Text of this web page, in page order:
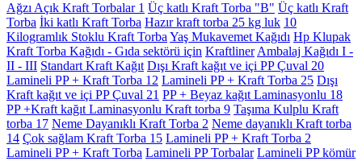
Ağzı Açık Kraft Torbalar 1 Üç katlı Kraft Torba "B" Üç katlı Kraft
Torba İki katlı Kraft Torba Hazır kraft torba 25 kg luk 10
Kilogramlık Stoklu Kraft Torba Yaş Mukavemet Kağıdı Hp Klupak
Kraft Torba Kağıdı - Gıda sektörü için Kraftliner Ambalaj Kağıdı I -
II - III Standart Kraft Kağıt Dışı Kraft kağıt ve içi PP Çuval 20
Lamineli PP + Kraft Torba 12 Lamineli PP + Kraft Torba 25 Dışı
Kraft kağıt ve içi PP Çuval 21 PP + Beyaz kağıt Laminasyonlu 18
PP +Kraft kağıt Laminasyonlu Kraft torba 9 Taşıma Kulplu Kraft
torba 17 Neme Dayanıklı Kraft Torba 2 Neme dayanıklı Kraft torba
14 Çok sağlam Kraft Torba 15 Lamineli PP + Kraft Torba 2
Lamineli PP + Kraft Torba Lamineli PP Torbalar Lamineli PP kömür